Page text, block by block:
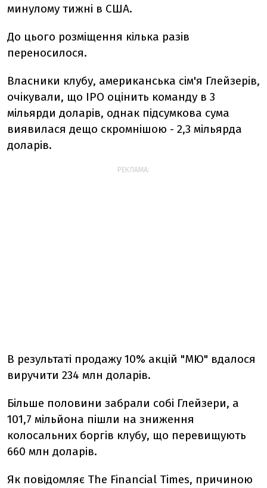
минулому тижні в США.
До цього розміщення кілька разів
переносилося.
Власники клубу, американська сім'я Глейзерів,
очікували, що IPO оцінить команду в 3
мільярди доларів, однак підсумкова сума
виявилася дещо скромнішою - 2,3 мільярда
доларів.
РЕКЛАМА:
В результаті продажу 10% акцій "МЮ" вдалося
виручити 234 млн доларів.
Більше половини забрали собі Глейзери, а
101,7 мільйона пішли на зниження
колосальних боргів клубу, що перевищують
660 млн доларів.
Як повідомляє The Financial Times, причиною